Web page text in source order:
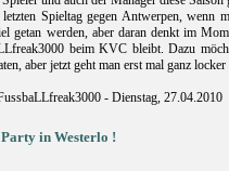
Spieltag gegen Antwerpen, wenn
getan werden, aber daran denkt im
beim KVC bleibt. Dazu
aber jetzt geht man erst mal ganz
- Dienstag, 27.04.2010
Party in Westerlo !